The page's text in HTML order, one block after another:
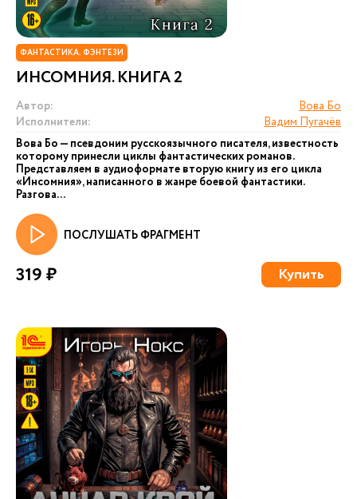
ФАНТАСТИКА. ФЭНТЕЗИ
ИНСОМНИЯ. КНИГА 2
Автор:
Вова Бо
Исполнители:
Вадим Пугачёв
Вова Бо — псевдоним русскоязычного писателя, известность
которому принесли циклы фантастических романов.
Представляем в аудиоформате вторую книгу из его цикла
«Инсомния», написанного в жанре боевой фантастики.
Разгова...
ПОСЛУШАТЬ ФРАГМЕНТ
319 ₽ Купить